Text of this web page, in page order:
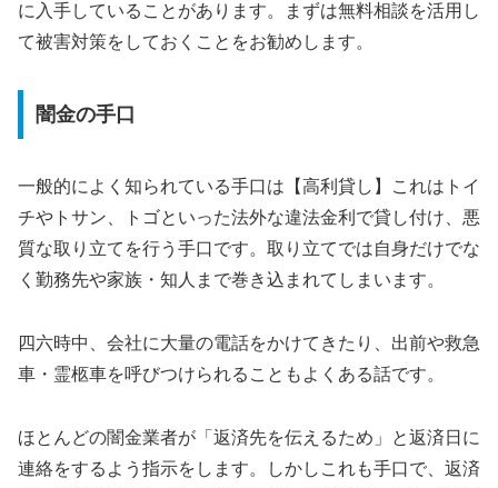
に入手していることがあります。まずは無料相談を活用し
て被害対策をしておくことをお勧めします。
闇金の手口
一般的によく知られている手口は【高利貸し】これはトイ
チやトサン、トゴといった法外な違法金利で貸し付け、悪
質な取り立てを行う手口です。取り立てでは自身だけでな
く勤務先や家族・知人まで巻き込まれてしまいます。
四六時中、会社に大量の電話をかけてきたり、出前や救急
車・霊柩車を呼びつけられることもよくある話です。
ほとんどの闇金業者が「返済先を伝えるため」と返済日に
連絡をするよう指示をします。しかしこれも手口で、返済